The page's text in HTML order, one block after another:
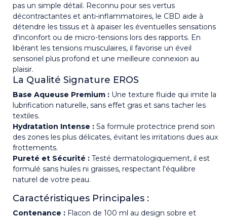
pas un simple détail. Reconnu pour ses vertus
décontractantes et anti-inflammatoires, le CBD aide à
détendre les tissus et à apaiser les éventuelles sensations
d'inconfort ou de micro-tensions lors des rapports. En
libérant les tensions musculaires, il favorise un éveil
sensoriel plus profond et une meilleure connexion au
plaisir.
La Qualité Signature EROS
Base Aqueuse Premium : Une texture fluide qui imite la
lubrification naturelle, sans effet gras et sans tacher les
textiles.
Hydratation Intense : Sa formule protectrice prend soin
des zones les plus délicates, évitant les irritations dues aux
frottements.
Pureté et Sécurité : Testé dermatologiquement, il est
formulé sans huiles ni graisses, respectant l'équilibre
naturel de votre peau.
Caractéristiques Principales :
Contenance : Flacon de 100 ml au design sobre et